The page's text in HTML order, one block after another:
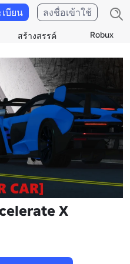
สร้างสรรค์ Robux
บียน ลงชื่อเข้าใช้
X